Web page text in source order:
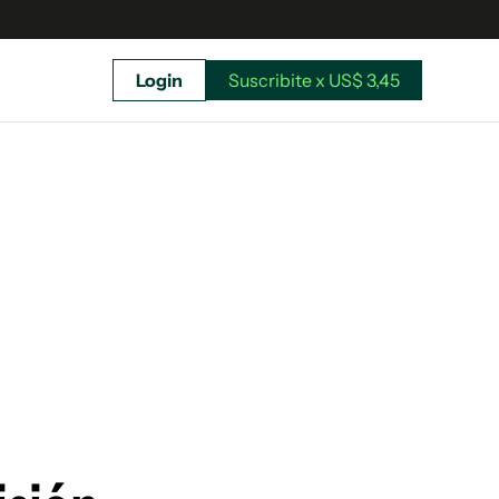
Login Suscribite x US$ 3,45